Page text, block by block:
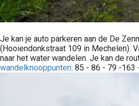
Je kan je auto parkeren aan de De
(Hooiendonkstraat 109 in Mechelen).
naar het water wandelen. Je kan de
wandelknooppunten: 85 - 86 - 79 -163